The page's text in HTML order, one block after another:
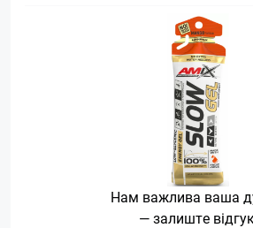
Нам важлива ваша
— залиште